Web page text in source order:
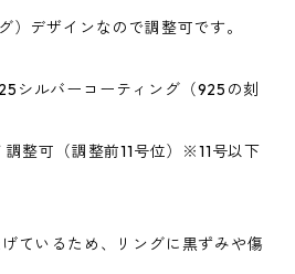
）デザインなので調整可です。
シルバーコーティング（925の刻
整可（調整前11号位）※11号以下
ているため、リングに黒ずみや傷